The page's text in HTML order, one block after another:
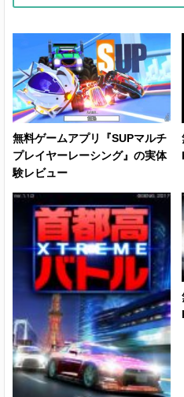
無料ゲームアプリ『SUPマルチ
プレイヤーレーシング』の実体
験レビュー